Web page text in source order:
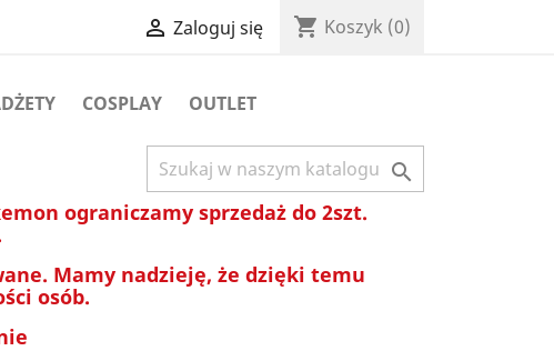
 Zaloguj się shopping_cart Koszyk (0)
COSPLAY OUTLET

ograniczamy sprzedaż do 2szt.
Mamy nadzieję, że dzięki temu
osób.